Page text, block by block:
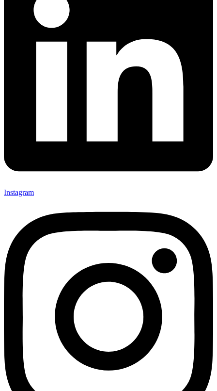
Instagram